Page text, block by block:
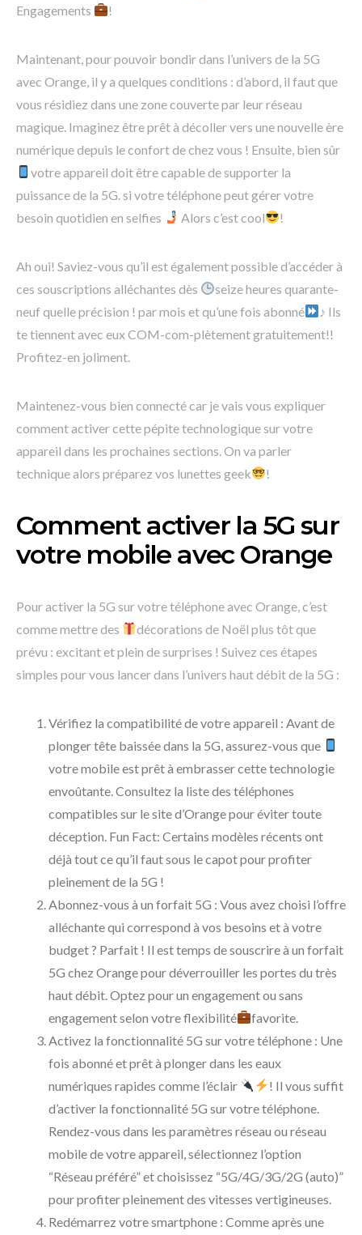
Engagements
!
Maintenant, pour pouvoir bondir dans l’univers de la 5G
avec Orange, il y a quelques conditions : d’abord, il faut que
vous résidiez dans une zone couverte par leur réseau
magique. Imaginez être prêt à décoller vers une nouvelle ère
numérique depuis le confort de chez vous ! Ensuite, bien sûr
votre appareil doit être capable de supporter la
puissance de la 5G. si votre téléphone peut gérer votre
besoin quotidien en selfies
Alors c’est cool !
Ah oui! Saviez-vous qu’il est également possible d’accéder à
ces souscriptions alléchantes dès
seize heures quarante-
neuf quelle précision ! par mois et qu’une fois abonné
♪ Ils
te tiennent avec eux COM-com-plètement gratuitement!!
Profitez-en joliment.
Maintenez-vous bien connecté car je vais vous expliquer
comment activer cette pépite technologique sur votre
appareil dans les prochaines sections. On va parler
technique alors préparez vos lunettes geek
!
Comment activer la 5G sur
votre mobile avec Orange
Pour activer la 5G sur votre téléphone avec Orange, c’est
comme mettre des
décorations de Noël plus tôt que
prévu : excitant et plein de surprises ! Suivez ces étapes
simples pour vous lancer dans l’univers haut débit de la 5G :
Vérifiez la compatibilité de votre appareil : Avant de
plonger tête baissée dans la 5G, assurez-vous que
votre mobile est prêt à embrasser cette technologie
envoûtante. Consultez la liste des téléphones
compatibles sur le site d’Orange pour éviter toute
déception. Fun Fact: Certains modèles récents ont
déjà tout ce qu’il faut sous le capot pour profiter
pleinement de la 5G !
Abonnez-vous à un forfait 5G : Vous avez choisi l’offre
alléchante qui correspond à vos besoins et à votre
budget ? Parfait ! Il est temps de souscrire à un forfait
5G chez Orange pour déverrouiller les portes du très
haut débit. Optez pour un engagement ou sans
engagement selon votre flexibilité
favorite.
Activez la fonctionnalité 5G sur votre téléphone : Une
fois abonné et prêt à plonger dans les eaux
numériques rapides comme l’éclair
! Il vous suffit
d’activer la fonctionnalité 5G sur votre téléphone.
Rendez-vous dans les paramètres réseau ou réseau
mobile de votre appareil, sélectionnez l’option
“Réseau préféré” et choisissez “5G/4G/3G/2G (auto)”
pour profiter pleinement des vitesses vertigineuses.
Redémarrez votre smartphone : Comme après une